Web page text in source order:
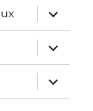
menu
ouvrir
le
sous-
menu
ouvrir
le
sous-
menu
ouvrir
le
sous-